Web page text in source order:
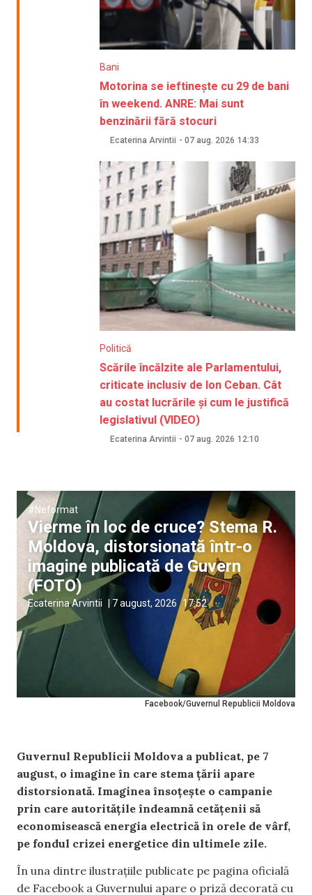
Bani
Motorina se ieftinește cu 29 de bani
în weekend. ANRE: Mai sunt
benzinării fără stocuri
Ecaterina Arvintii - 07 aug. 2026 14:33
Politică
Scările încălzite ale Parlamentului,
criticate inclusiv de Ion Ceban. Cât
au costat lucrările și cum le justifică
legislativul (VIDEO)
Ecaterina Arvintii - 07 aug. 2026 12:10
Facebook/Guvernul Republicii Moldova
#Neformat
Vierme în loc de cruce? Stema R.
Moldova, distorsionată într-o
imagine publicată de Guvern
(FOTO)
Ecaterina Arvintii 7 august, 2026 17:52
Guvernul Republicii Moldova a publicat, pe 7
august, o imagine în care stema țării apare
distorsionată. Imaginea însoțește o campanie
prin care autoritățile îndeamnă cetățenii să
economisească energia electrică în orele de vârf,
pe fondul crizei energetice din ultimele zile.
În una dintre ilustrațiile publicate pe pagina oficială
de Facebook a Guvernului apare o priză decorată cu